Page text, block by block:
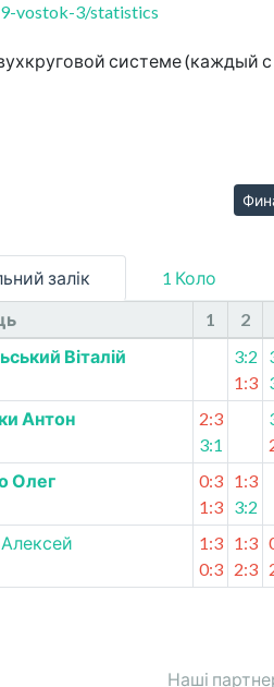
vostok-3/statistics
системе (каждый
залік
1 Коло
1 2
Віталій
3:2
1:3
Антон
2:3
3:1
Олег
0:3
1:3
1:3
3:2
1:3
0:3
1:3
2:3
Наші